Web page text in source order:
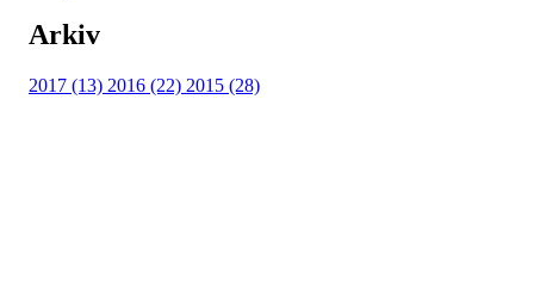
Arkiv
2017 (13) 2016 (22) 2015 (28)